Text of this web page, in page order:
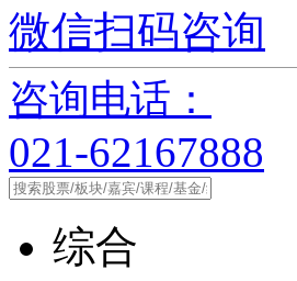
微信扫码咨询
咨询电话：
021-62167888
综合